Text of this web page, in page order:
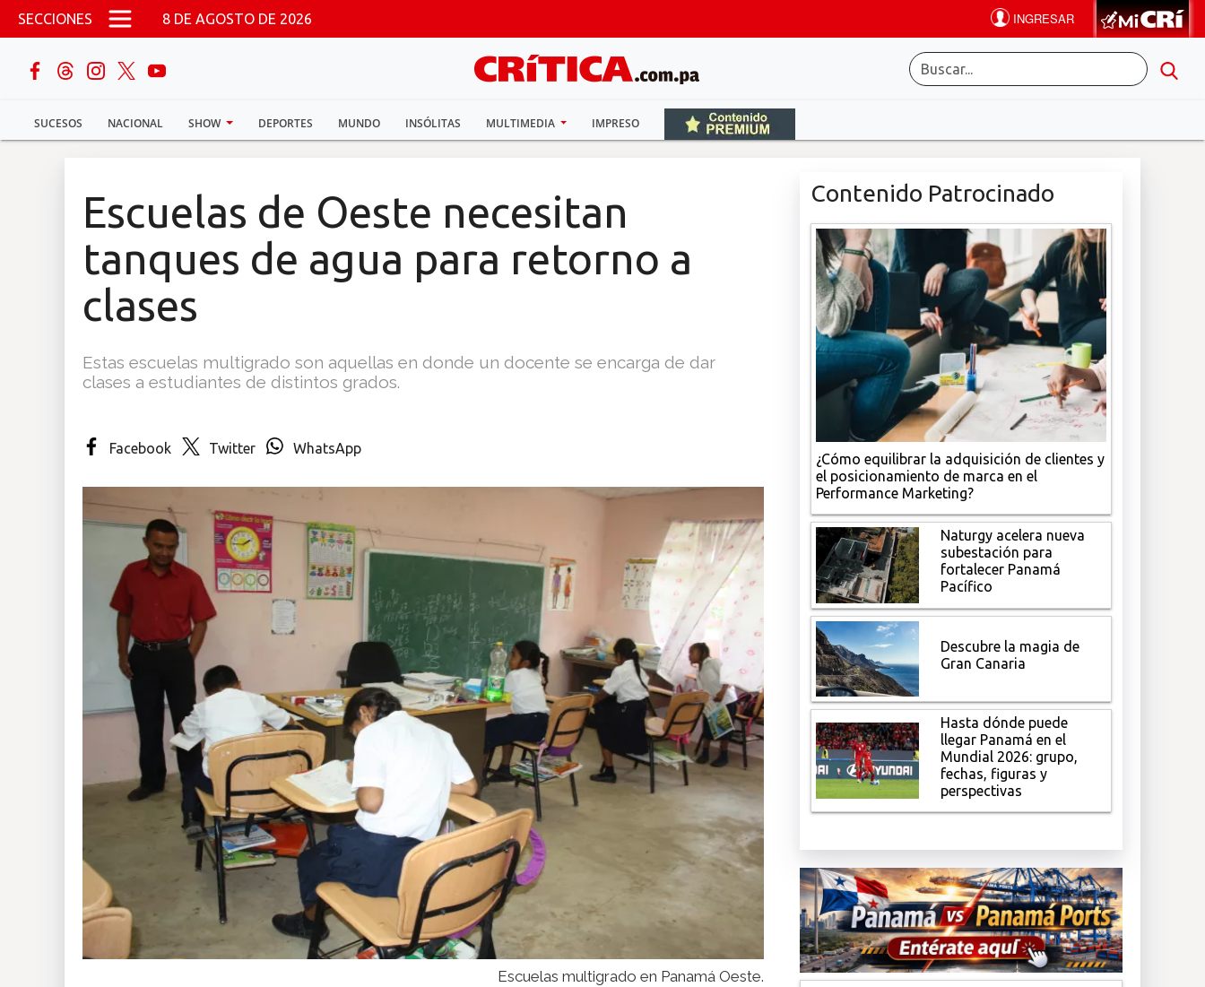
Pasar al contenido principal
SECCIONES 8 DE AGOSTO DE 2026
SUCESOS NACIONAL SHOW DEPORTES MUNDO INSÓLITAS MULTIMEDIA IMPRESO
buscar
Sucesos
Multimedia
Escuelas de Oeste necesitan
tanques de agua para retorno a
clases
Estas escuelas multigrado son aquellas en donde un docente se encarga de dar
clases a estudiantes de distintos grados.
Facebook Twitter WhatsApp
Escuelas multigrado en Panamá Oeste.
Contenido Patrocinado
¿Cómo equilibrar la adquisición de clientes y
el posicionamiento de marca en el
Performance Marketing?
Naturgy acelera nueva
subestación para
fortalecer Panamá
Pacífico
Descubre la magia de
Gran Canaria
Hasta dónde puede
llegar Panamá en el
Mundial 2026: grupo,
fechas, figuras y
perspectivas